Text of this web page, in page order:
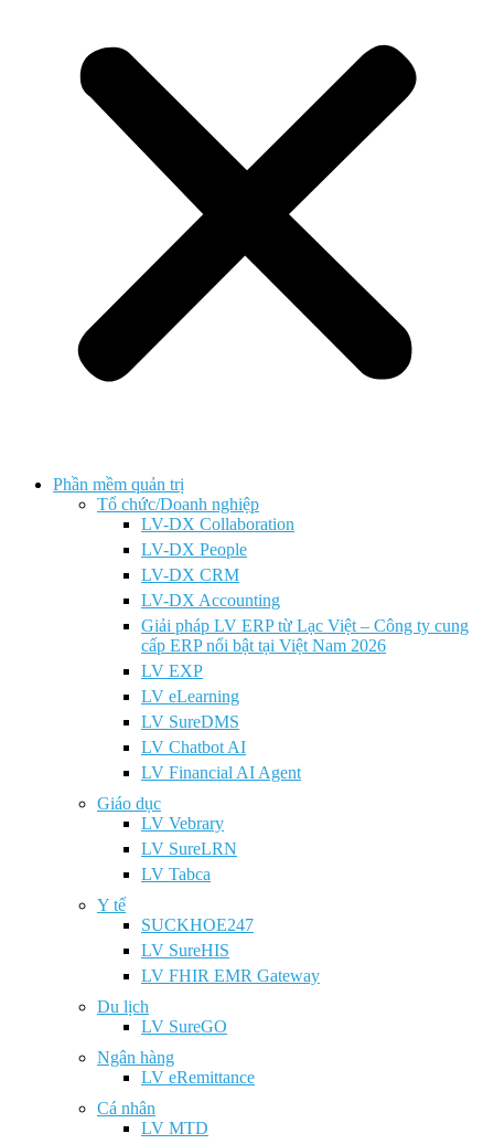
Phần mềm quản trị
Tổ chức/Doanh nghiệp
LV-DX Collaboration
LV-DX People
LV-DX CRM
LV-DX Accounting
Giải pháp LV ERP từ Lạc Việt – Công ty cung
cấp ERP nổi bật tại Việt Nam 2026
LV EXP
LV eLearning
LV SureDMS
LV Chatbot AI
LV Financial AI Agent
Giáo dục
LV Vebrary
LV SureLRN
LV Tabca
Y tế
SUCKHOE247
LV SureHIS
LV FHIR EMR Gateway
Du lịch
LV SureGO
Ngân hàng
LV eRemittance
Cá nhân
LV MTD